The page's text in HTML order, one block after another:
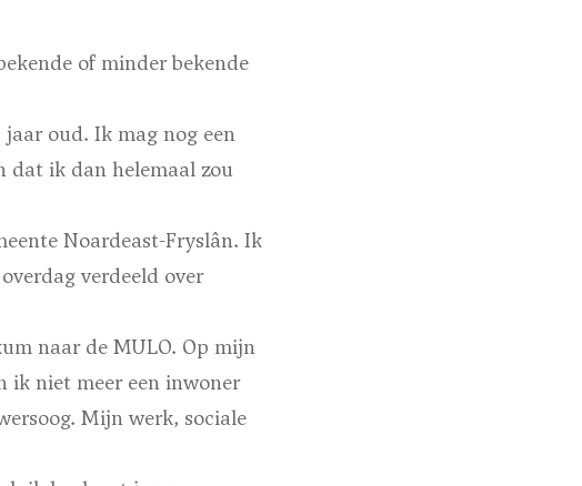
of minder bekende
oud. Ik mag nog een
dat ik dan helemaal zou
Noardeast-Fryslân. Ik
verdeeld over
naar de MULO. Op mijn
ik niet meer een inwoner
Mijn werk, sociale